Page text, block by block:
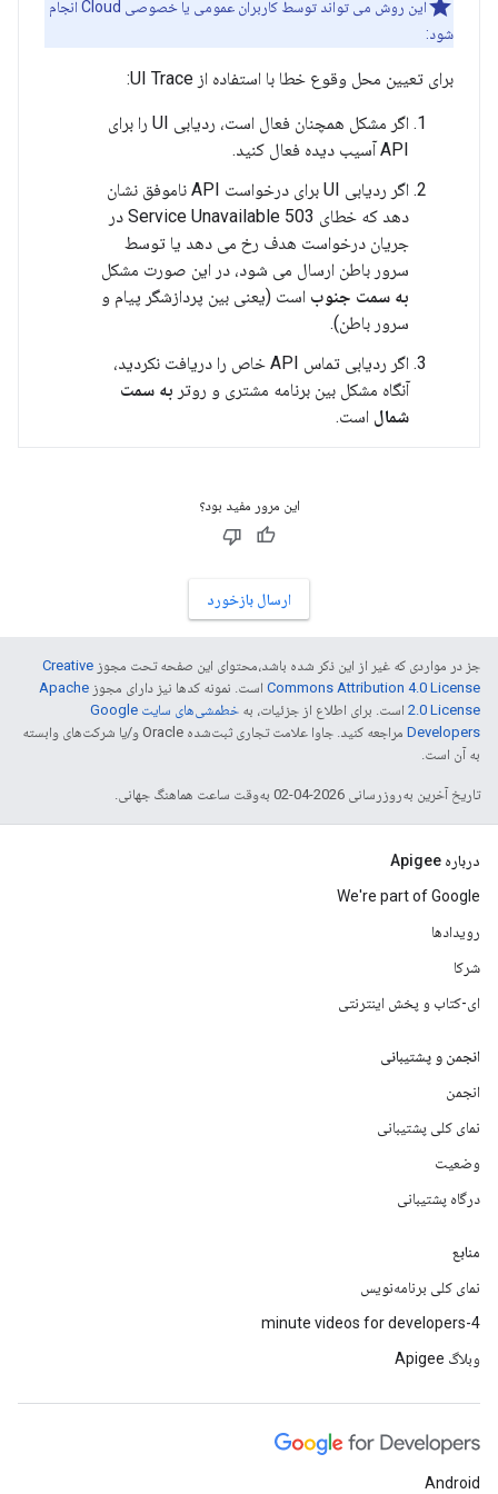
این روش می تواند توسط کاربران عمومی یا خصوصی Cloud انجام
شود:
برای تعیین محل وقوع خطا با استفاده از UI Trace:
اگر مشکل همچنان فعال است، ردیابی UI را برای
API آسیب دیده فعال کنید.
اگر ردیابی UI برای درخواست API ناموفق نشان
دهد که خطای 503 Service Unavailable در
جریان درخواست هدف رخ می دهد یا توسط
سرور باطن ارسال می شود، در این صورت مشکل
به سمت جنوب است (یعنی بین پردازشگر پیام و
سرور باطن).
اگر ردیابی تماس API خاص را دریافت نکردید،
آنگاه مشکل بین برنامه مشتری و روتر به سمت
شمال است.
این مرور مفید بود؟
ارسال بازخورد
جز در مواردی که غیر از این ذکر شده باشد،‌محتوای این صفحه تحت مجوز Creative
Commons Attribution 4.0 License است. نمونه کدها نیز دارای مجوز Apache
2.0 License است. برای اطلاع از جزئیات، به
خطمشی‌های سایت Google
Developers‏
مراجعه کنید. جاوا علامت تجاری ثبت‌شده Oracle و/یا شرکت‌های وابسته
به آن است.
تاریخ آخرین به‌روزرسانی 2026-04-02 به‌وقت ساعت هماهنگ جهانی.
درباره Apigee
We're part of Google
رویدادها
شرکا
ای-کتاب و پخش اینترنتی
انجمن و پشتیبانی
انجمن
نمای کلی پشتیبانی
وضعیت
درگاه پشتیبانی
منابع
نمای کلی برنامه‌نویس
4-minute videos for developers
وبلاگ Apigee
Android